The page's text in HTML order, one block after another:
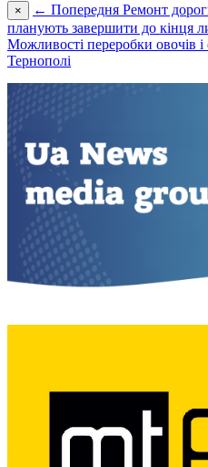
× ← Попередня Ремонт
планують завершити до кінця
Можливості переробки овочів
Тернополі